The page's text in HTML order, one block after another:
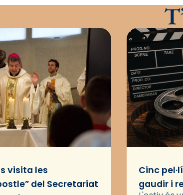
visita les
del Secretariat
Cinc
gaudir i